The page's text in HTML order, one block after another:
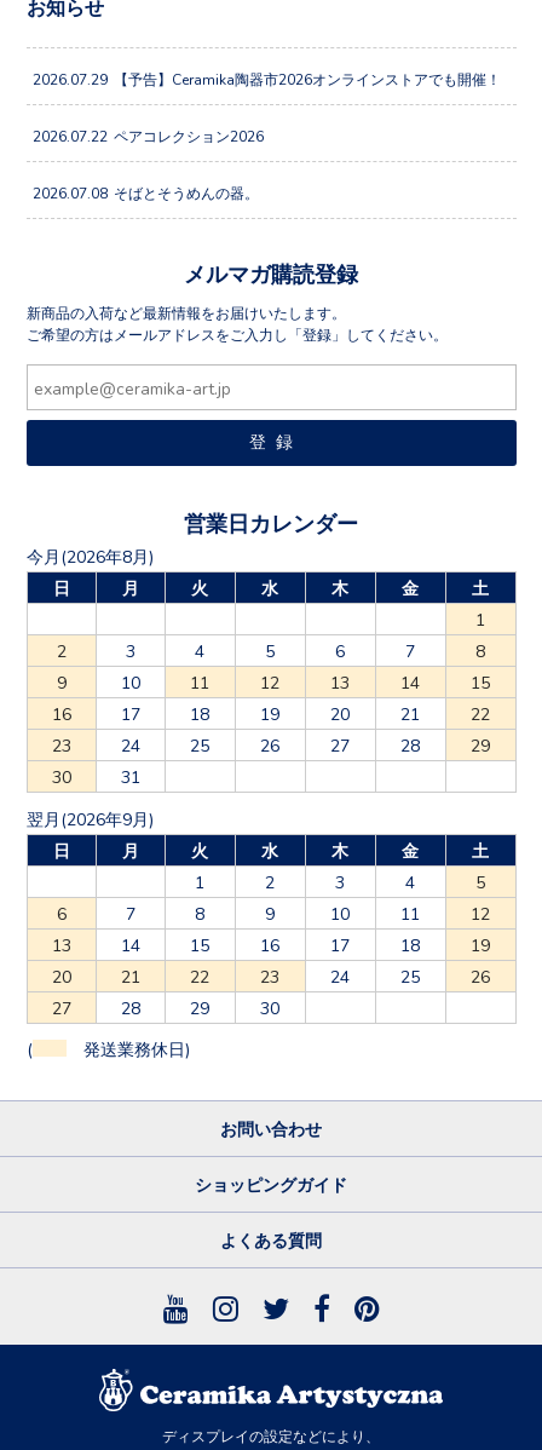
お知らせ
2026.07.29 【予告】Ceramika陶器市2026オンラインストアでも開催！
2026.07.22 ペアコレクション2026
2026.07.08 そばとそうめんの器。
メルマガ購読登録
新商品の入荷など最新情報をお届けいたします。
ご希望の方はメールアドレスをご入力し「登録」してください。
営業日カレンダー
今月(2026年8月)
日
月 火 水 木 金
土
1
2
3 4 5 6 7
8
9
10 11 12 13 14
15
16
17 18 19 20 21
22
23
24 25 26 27 28
29
30
31
翌月(2026年9月)
日
月 火 水 木 金
土
1
2 3 4
5
6
7 8 9 10 11
12
13
14 15 16 17 18
19
20
21 22 23 24 25
26
27
28 29 30
( 発送業務休日)
お問い合わせ
ショッピングガイド
よくある質問
ディスプレイの設定などにより、